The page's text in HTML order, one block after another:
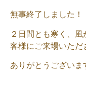
無事終了しました！
２日間とも寒く、
客様にご来場いただ
ありがとうございま